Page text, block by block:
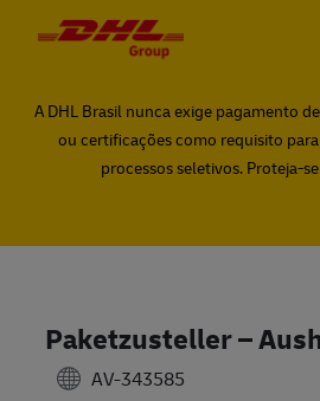
A DHL Brasil nunca exige pagamento
ou certificações como requisito
processos seletivos. Proteja-
Paketzusteller –
AV-343585